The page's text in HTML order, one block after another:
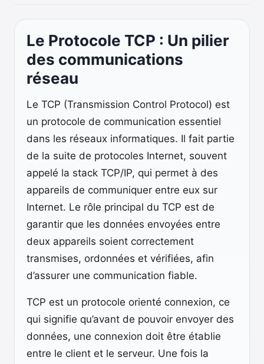
Le Protocole TCP : Un pilier
des communications
réseau
Le TCP (Transmission Control Protocol) est
un protocole de communication essentiel
dans les réseaux informatiques. Il fait partie
de la suite de protocoles Internet, souvent
appelé la stack TCP/IP, qui permet à des
appareils de communiquer entre eux sur
Internet. Le rôle principal du TCP est de
garantir que les données envoyées entre
deux appareils soient correctement
transmises, ordonnées et vérifiées, afin
d’assurer une communication fiable.
TCP est un protocole orienté connexion, ce
qui signifie qu’avant de pouvoir envoyer des
données, une connexion doit être établie
entre le client et le serveur. Une fois la